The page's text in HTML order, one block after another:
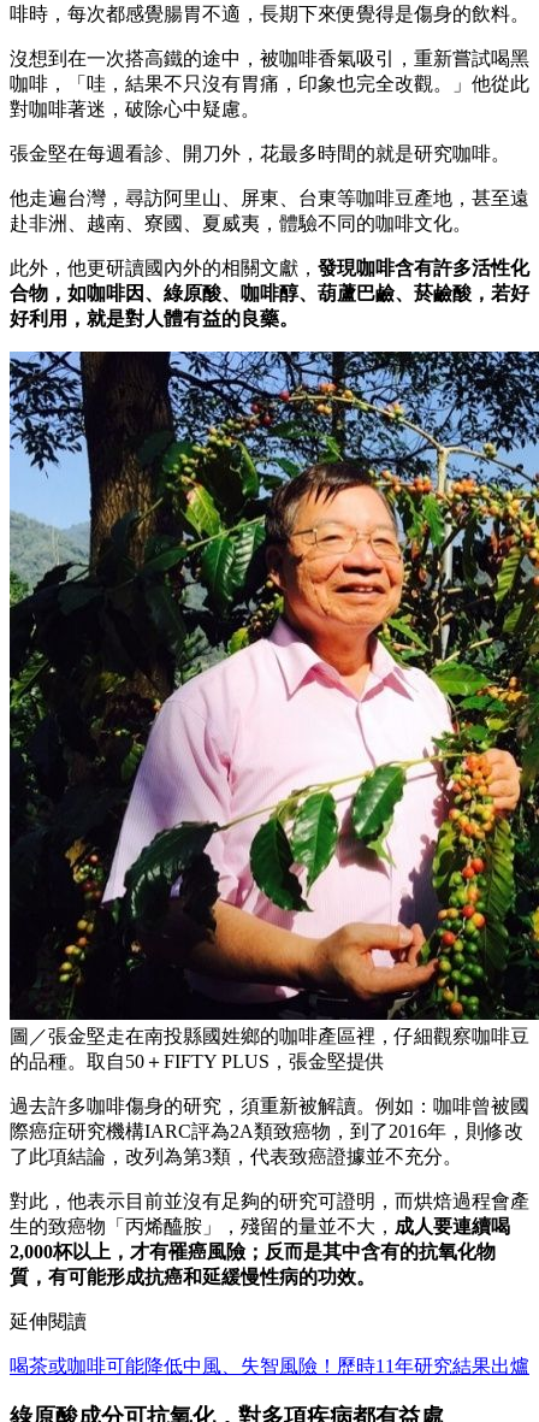
啡時，每次都感覺腸胃不適，長期下來便覺得是傷身的飲料。
沒想到在一次搭高鐵的途中，被咖啡香氣吸引，重新嘗試喝黑
咖啡，「哇，結果不只沒有胃痛，印象也完全改觀。」他從此
對咖啡著迷，破除心中疑慮。
張金堅在每週看診、開刀外，花最多時間的就是研究咖啡。
他走遍台灣，尋訪阿里山、屏東、台東等咖啡豆產地，甚至遠
赴非洲、越南、寮國、夏威夷，體驗不同的咖啡文化。
此外，他更研讀國內外的相關文獻， 發現咖啡含有許多活性化
合物，如咖啡因、綠原酸、咖啡醇、葫蘆巴鹼、菸鹼酸，若好
好利用，就是對人體有益的良藥。
圖／張金堅走在南投縣國姓鄉的咖啡產區裡，仔細觀察咖啡豆
的品種。取自50＋FIFTY PLUS，張金堅提供
過去許多咖啡傷身的研究，須重新被解讀。例如：咖啡曾被國
際癌症研究機構IARC評為2A類致癌物，到了2016年，則修改
了此項結論，改列為第3類，代表致癌證據並不充分。
對此，他表示目前並沒有足夠的研究可證明，而烘焙過程會產
生的致癌物「丙烯醯胺」，殘留的量並不大， 成人要連續喝
2,000杯以上，才有罹癌風險；反而是其中含有的抗氧化物
質，有可能形成抗癌和延緩慢性病的功效。
延伸閱讀
喝茶或咖啡可能降低中風、失智風險！歷時11年研究結果出爐